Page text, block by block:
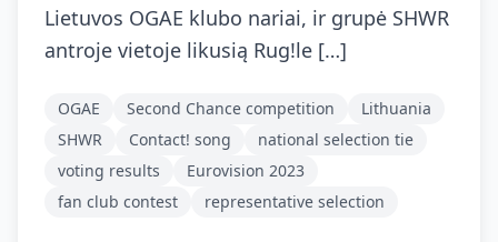
Lietuvos OGAE klubo nariai, ir grupė SHWR
antroje vietoje likusią Rug!le […]
OGAE Second Chance competition
Lithuania
SHWR
Contact! song
national selection tie
voting results
Eurovision 2023
fan club contest
representative selection